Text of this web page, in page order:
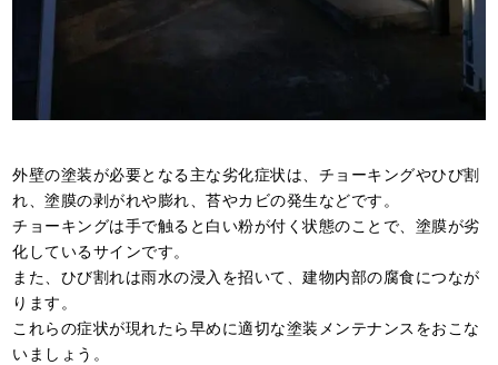
外壁の塗装が必要となる主な劣化症状は、チョーキングやひび割
れ、塗膜の剥がれや膨れ、苔やカビの発生などです。
チョーキングは手で触ると白い粉が付く状態のことで、塗膜が劣
化しているサインです。
また、ひび割れは雨水の浸入を招いて、建物内部の腐食につなが
ります。
これらの症状が現れたら早めに適切な塗装メンテナンスをおこな
いましょう。